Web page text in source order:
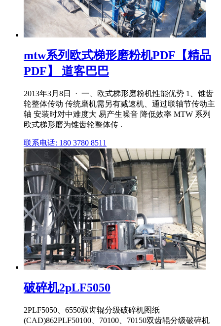
mtw系列欧式梯形磨粉机PDF【精品
PDF】 道客巴巴
2013年3月8日 · 一、欧式梯形磨粉机性能优势 1、锥齿
轮整体传动 传统磨机需另有减速机、通过联轴节传动主
轴 安装时对中难度大 易产生噪音 降低效率 MTW 系列
欧式梯形磨为锥齿轮整体传 .
联系电话: 180 3780 8511
破碎机2pLF5050
2PLF5050、6550双齿辊分级破碎机图纸
(CAD)862PLF50100、70100、70150双齿辊分级破碎机